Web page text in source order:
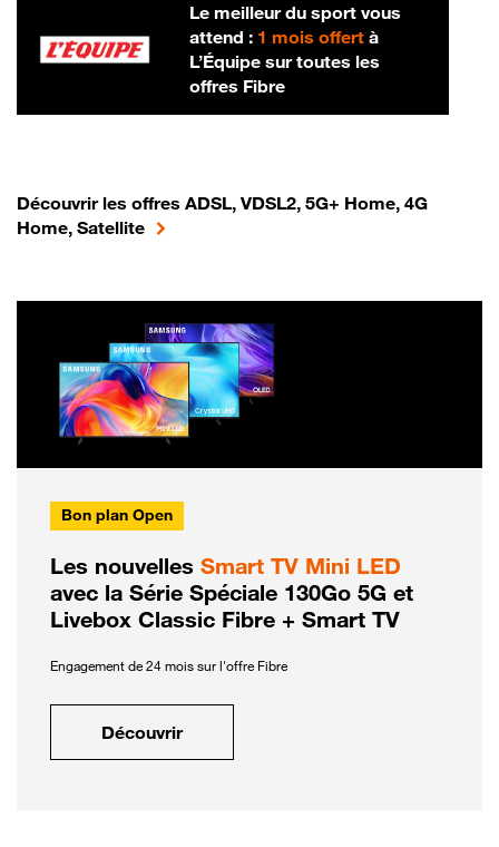
Le meilleur du sport vous
attend : 1 mois offertà
L’Équipe sur toutes les
offres Fibre
Découvrir les offres ADSL, VDSL2, 5G+ Home, 4G
Home, Satellite
Bon plan Open
Les nouvelles Smart TV Mini LED
avec la Série Spéciale 130Go 5G et
Livebox Classic Fibre + Smart TV
Engagement de 24 mois sur l'offre Fibre
Découvrir